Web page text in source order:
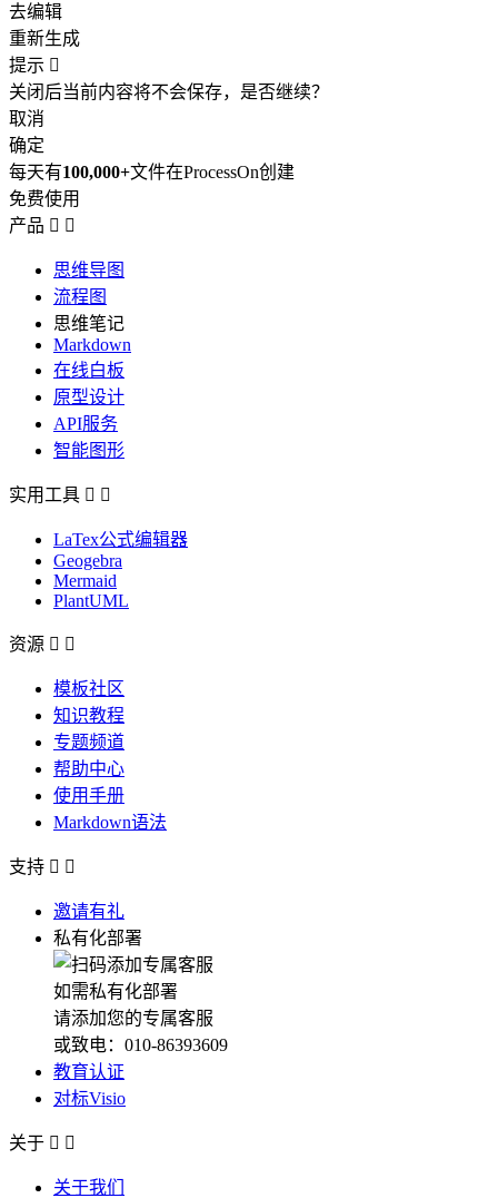
去编辑
重新生成
提示 
关闭后当前内容将不会保存，是否继续？
取消
确定
每天有100,000+文件在ProcessOn创建
免费使用
产品  
思维导图
流程图
思维笔记
Markdown
在线白板
原型设计
API服务
智能图形
实用工具  
LaTex公式编辑器
Geogebra
Mermaid
PlantUML
资源  
模板社区
知识教程
专题频道
帮助中心
使用手册
Markdown语法
支持  
邀请有礼
私有化部署
如需私有化部署
请添加您的专属客服
或致电：010-86393609
教育认证
对标Visio
关于  
关于我们